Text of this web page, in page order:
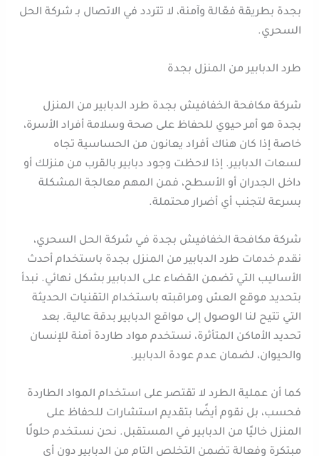
بجدة بطريقة فعّالة وآمنة، لا تتردد في الاتصال بـ شركة الحل
السحري.
طرد الدبابير من المنزل بجدة
شركة مكافحة الخفافيش بجدة طرد الدبابير من المنزل
بجدة هو أمر حيوي للحفاظ على صحة وسلامة أفراد الأسرة،
خاصة إذا كان هناك أفراد يعانون من الحساسية تجاه
لسعات الدبابير. إذا لاحظت وجود دبابير بالقرب من منزلك أو
داخل الجدران أو الأسطح، فمن المهم معالجة المشكلة
بسرعة لتجنب أي أضرار محتملة.
شركة مكافحة الخفافيش بجدة في شركة الحل السحري،
نقدم خدمات طرد الدبابير من المنزل بجدة باستخدام أحدث
الأساليب التي تضمن القضاء على الدبابير بشكل نهائي. نبدأ
بتحديد موقع العش ومراقبته باستخدام التقنيات الحديثة
التي تتيح لنا الوصول إلى مواقع الدبابير بدقة عالية. بعد
تحديد الأماكن المتأثرة، نستخدم مواد طاردة آمنة للإنسان
والحيوان، لضمان عدم عودة الدبابير.
كما أن عملية الطرد لا تقتصر على استخدام المواد الطاردة
فحسب، بل نقوم أيضًا بتقديم استشارات للحفاظ على
المنزل خاليًا من الدبابير في المستقبل. نحن نستخدم حلولًا
مبتكرة وفعالة تضمن التخلص التام من الدبابير دون أي